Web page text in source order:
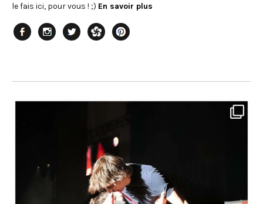
le fais ici, pour vous ! ;) En savoir plus